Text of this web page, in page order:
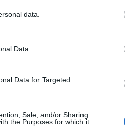
data.
Data.
Data for Targeted
Sale, and/or Sharing
the Purposes for which it